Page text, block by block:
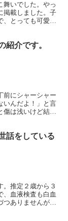
舞いでした。やっ
掲載しました。子
、とっても可愛い
紹介です。
前にシャーシャー
いんだよ！」と言
傷は浅いけど結構
話をしている
。推定２歳から３
、血液検査も白血
つありませんが、